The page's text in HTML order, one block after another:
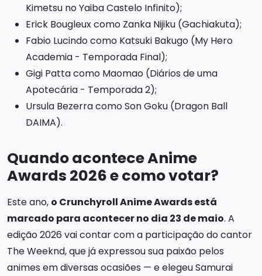
Kimetsu no Yaiba Castelo Infinito);
Erick Bougleux como Zanka Nijiku (Gachiakuta);
Fabio Lucindo como Katsuki Bakugo (My Hero
Academia - Temporada Final);
Gigi Patta como Maomao (Diários de uma
Apotecária - Temporada 2);
Ursula Bezerra como Son Goku (Dragon Ball
DAIMA).
Quando acontece Anime
Awards 2026 e como votar?
Este ano, o Crunchyroll Anime Awards está
marcado para acontecer no dia 23 de maio. A
edição 2026 vai contar com a participação do cantor
The Weeknd, que já expressou sua paixão pelos
animes em diversas ocasiões — e elegeu Samurai